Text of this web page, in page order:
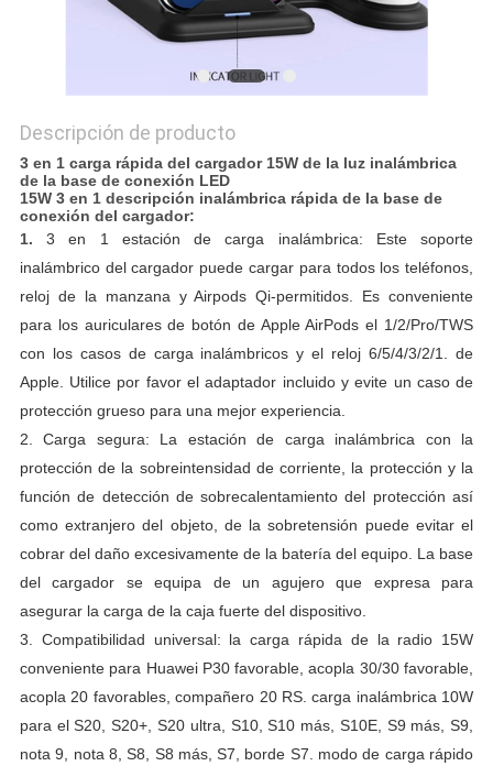
Descripción de producto
3 en 1 carga rápida del cargador 15W de la luz inalámbrica
de la base de conexión LED
15W 3 en 1 descripción inalámbrica rápida de la base de
conexión del cargador:
1.3 en 1 estación de carga inalámbrica: Este soporte
inalámbrico del cargador puede cargar para todos los teléfonos,
reloj de la manzana y Airpods Qi-permitidos.
Es conveniente
para los auriculares de botón de Apple AirPods el 1/2/Pro/TWS
con los casos de carga inalámbricos y el reloj 6/5/4/3/2/1. de
Apple. Utilice por favor el adaptador incluido y evite un caso de
protección grueso para una mejor experiencia.
2.Carga segura: La estación de carga inalámbrica con la
protección de la sobreintensidad de corriente, la protección y la
función de detección de sobrecalentamiento del protección así
como extranjero del objeto, de la sobretensión puede evitar el
cobrar del daño excesivamente de la batería del equipo. La base
del cargador se equipa de un agujero que expresa para
asegurar la carga de la caja fuerte del dispositivo.
3. Compatibilidad universal: la carga rápida de la radio 15W
conveniente para Huawei P30 favorable, acopla 30/30 favorable,
acopla 20 favorables, compañero 20 RS. carga inalámbrica 10W
para el S20, S20+, S20 ultra, S10, S10 más, S10E, S9 más, S9,
nota 9, nota 8, S8, S8 más, S7, borde S7. modo de carga rápido